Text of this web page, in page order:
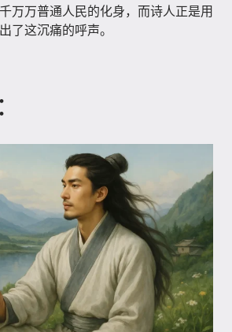
万万普通人民的化身，而诗人正是用
了这沉痛的呼声。